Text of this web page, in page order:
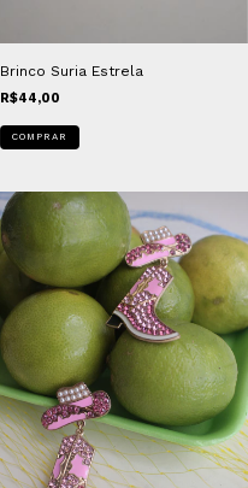
Brinco Suria Estrela
R$44,00
COMPRAR